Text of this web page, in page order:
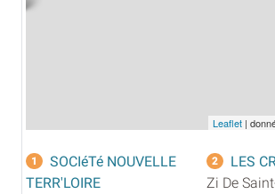
Leaflet |
1
SOCIéTé NOUVELLE
TERR'LOIRE
2
LES
Zi De